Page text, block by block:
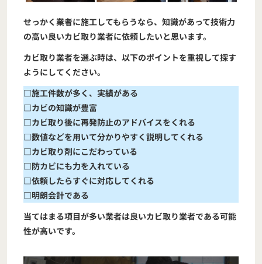
せっかく業者に施工してもらうなら、知識があって技術力
の高い良いカビ取り業者に依頼したいと思います。
カビ取り業者を選ぶ時は、以下のポイントを重視して探す
ようにしてください。
□施工件数が多く、実績がある
□カビの知識が豊富
□カビ取り後に再発防止のアドバイスをくれる
□数値などを用いて分かりやすく説明してくれる
□カビ取り剤にこだわっている
□防カビにも力を入れている
□依頼したらすぐに対応してくれる
□明朗会計である
当てはまる項目が多い業者は良いカビ取り業者である可能
性が高いです。